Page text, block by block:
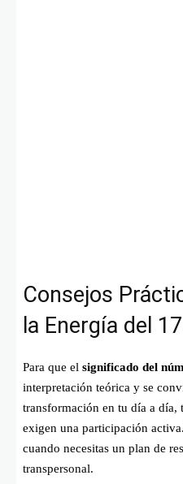
Consejos
la Energía del
Para que el significado del
interpretación teórica y se
transformación en tu día a día,
exigen una participación
cuando necesitas un plan de
transpersonal.